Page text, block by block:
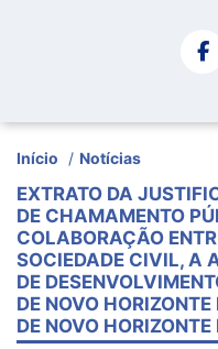
Início / Notícias
EXTRATO DA
DE CHAMAMENTO
COLABORAÇÃO
SOCIEDADE CIVIL, A
DE
DE NOVO
DE NOVO